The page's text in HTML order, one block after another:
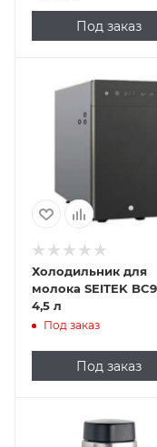
Под заказ
Холодильник для
молока SEITEK
4,5 л
Под заказ
Под заказ